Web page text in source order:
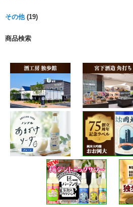
その他(19)
商品検索